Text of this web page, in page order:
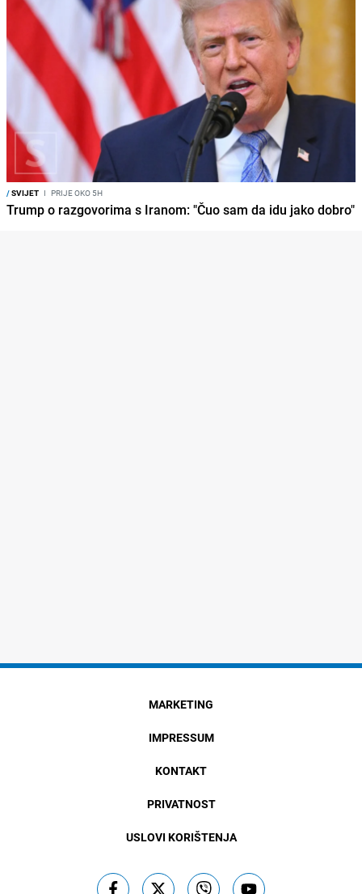
/SVIJET I PRIJE OKO 5H
Trump o razgovorima s Iranom: "Čuo sam da idu jako dobro"
MARKETING
IMPRESSUM
KONTAKT
PRIVATNOST
USLOVI KORIŠTENJA